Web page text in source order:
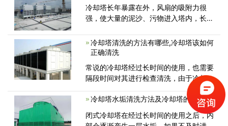
电机，减速机，布水器，撒水管，喷头，
冷却塔
冷却塔长年暴露在外，风扇的吸附力很
强，使大量的泥沙、污物进入塔内，长时
布水器出水孔很容易堵塞，为保证冷却水
系统的正常运行，建议对冷却塔进行定期
冷却塔清洗的方法有哪些,冷却塔该如何
正确清洗
常说的冷却塔经过长时间的使用，也需要
隔段时间对其进行检查清洗，由于冷却塔
经常暴露在室外，其风扇具有很强的吸附
力，因此会导致许多的泥沙以及杂物被卷
入冷却塔的内部，长此以往必会导致其散
热能力的下降，那么冷却塔怎么清洗
冷却塔水垢清洗方法及冷却塔的范围
闭式冷却塔在经过长时间的使用之后，内